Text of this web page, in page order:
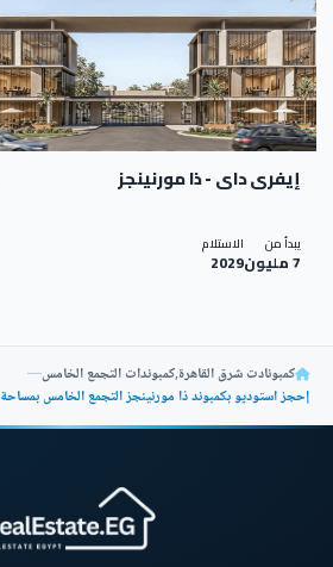
إيفرى داى - ذا مورنينجز
يبدأ من
7 مليون
الاستلام
2029
كمبونادت شرق القاهرة,كمبوندات التجمع الخامس—
إحجز استوديو بكمبوند ذا مورنينجز التجمع الخامس بمساحة 80 متر